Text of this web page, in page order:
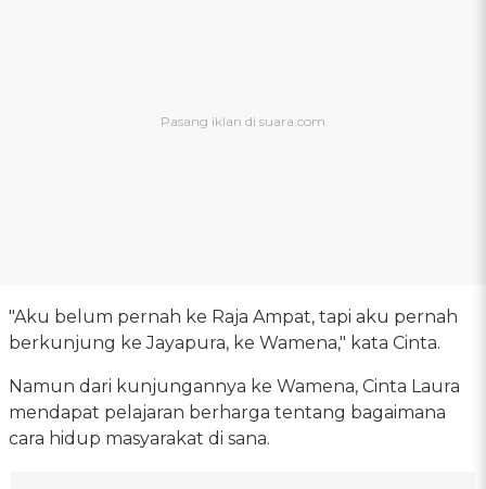
"Aku belum pernah ke Raja Ampat, tapi aku pernah
berkunjung ke Jayapura, ke Wamena," kata Cinta.
Namun dari kunjungannya ke Wamena, Cinta Laura
mendapat pelajaran berharga tentang bagaimana
cara hidup masyarakat di sana.